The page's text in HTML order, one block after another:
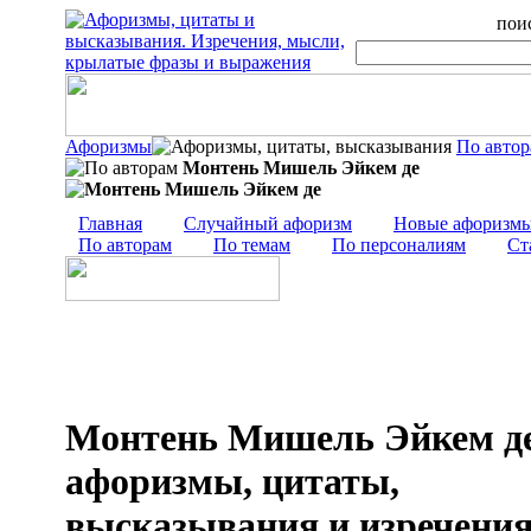
Афоризмы
По
Монтень Мишель Эйкем де
Главная Случайный афоризм
Новые
По авторам
По темам По персоналиям
Монтень Мишель Эйкем
афоризмы, цитаты,